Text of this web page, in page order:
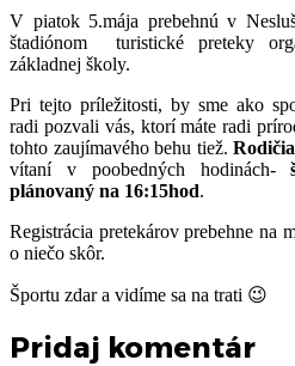
V piatok 5.mája prebehnú v
štadiónom turistické preteky
základnej školy.
Pri tejto príležitosti, by sme ako
radi pozvali vás, ktorí máte radi
tohto zaujímavého behu tiež.
vítaní v poobedných hodinách-
plánovaný na 16:15hod.
Registrácia pretekárov prebehne na
o niečo skôr.
Športu zdar a vidíme sa na trati 😉
Pridaj komentár